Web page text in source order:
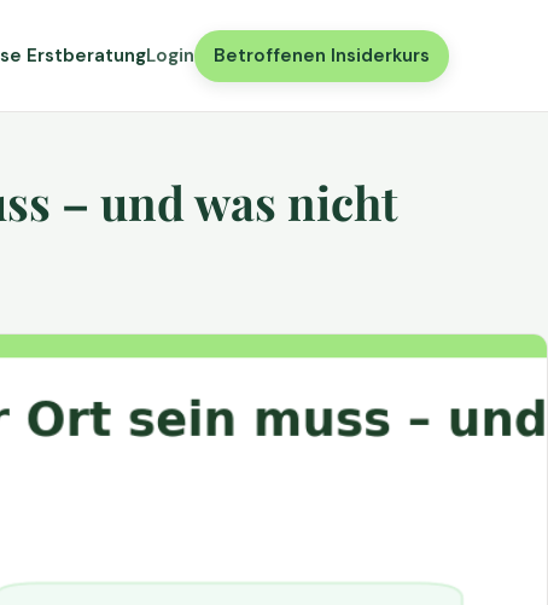
ErstberatungLogin Betroffenen Insiderkurs
– und was nicht